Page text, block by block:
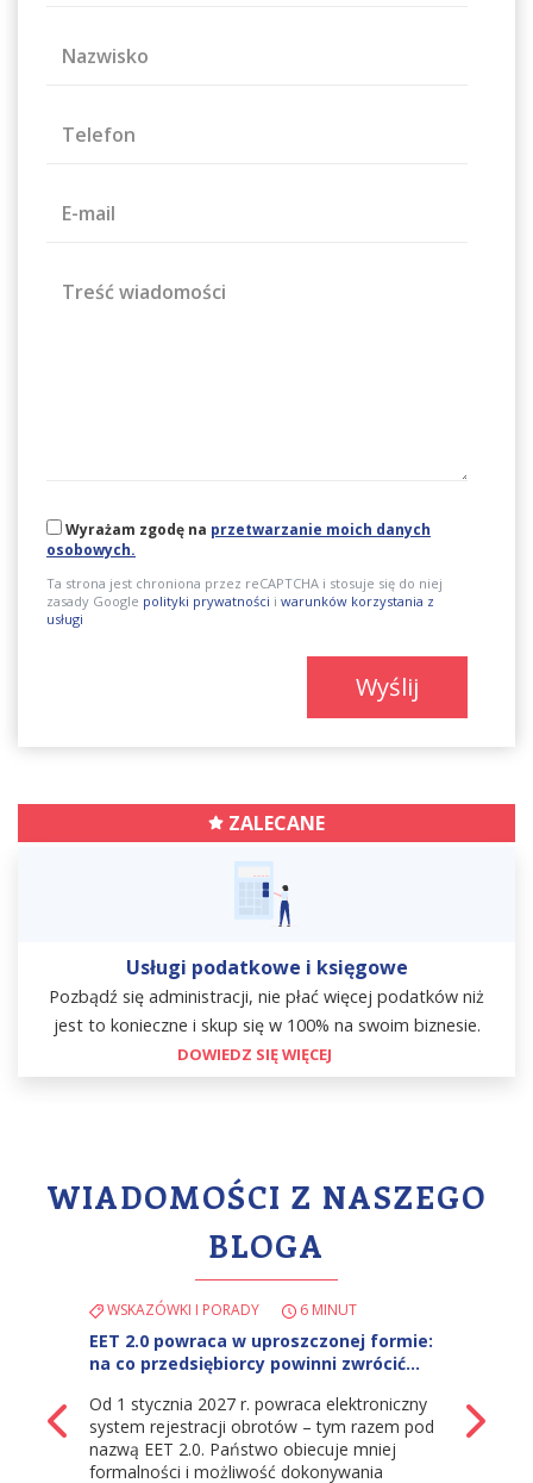
Nazwisko
Telefon
E-mail
Treść wiadomości
Wyrażam zgodę na przetwarzanie moich danych
osobowych.
Ta strona jest chroniona przez reCAPTCHA i stosuje się do niej
zasady Google polityki prywatności i warunków korzystania z
usługi
Wyślij
ZALECANE
Usługi podatkowe i księgowe
Pozbądź się administracji, nie płać więcej podatków niż
jest to konieczne i skup się w 100% na swoim biznesie.
DOWIEDZ SIĘ WIĘCEJ
WIADOMOŚCI Z NASZEGO
BLOGA
z powrotem
WSKAZÓWKI I PORADY 6 MINUT
EET 2.0 powraca w uproszczonej formie:
na co przedsiębiorcy powinni zwrócić…
Od 1 stycznia 2027 r. powraca elektroniczny
system rejestracji obrotów – tym razem pod
nazwą EET 2.0. Państwo obiecuje mniej
formalności i możliwość dokonywania